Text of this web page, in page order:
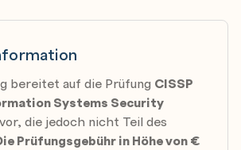
des
sowie
und übliche
Problemstellungen behandelt.
und Dikussionen runden
bereitet auf die Prüfung CISSP
Systems Security
vor, die jedoch nicht Teil des
Prüfungsgebühr in Höhe von €